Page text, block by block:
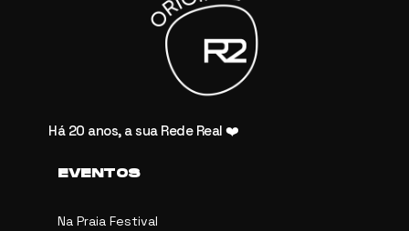
Há 20 anos, a sua Rede Real ❤️
EVENTOS
Na Praia Festival